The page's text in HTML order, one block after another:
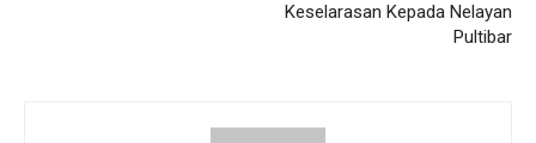
Keselarasan Kepada Nelayan
Pultibar